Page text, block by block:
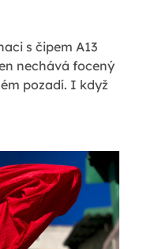
s čipem A13
nechává focený
pozadí. I když